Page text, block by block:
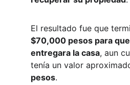
El resultado fue que
$70,000 pesos para
entregara la casa, aun
tenía un valor
pesos.